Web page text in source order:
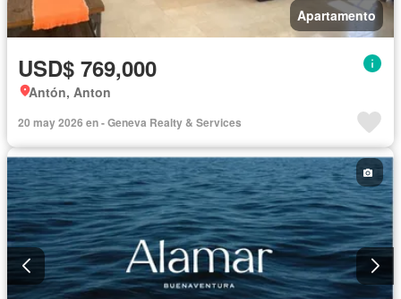
Apartamento
USD$ 769,000
Antón, Anton
20 may 2026 en - Geneva Realty & Services